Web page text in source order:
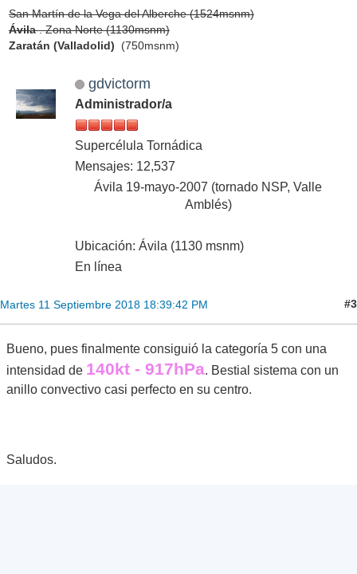
San Martín de la Vega del Alberche (1524msnm)
Ávila. Zona Norte (1130msnm)
Zaratán (Valladolid) (750msnm)
gdvictorm
Administrador/a
Supercélula Tornádica
Mensajes: 12,537
Ávila 19-mayo-2007 (tornado NSP, Valle
Amblés)
Ubicación: Ávila (1130 msnm)
En línea
Martes 11 Septiembre 2018 18:39:42 PM #3
Bueno, pues finalmente consiguió la categoría 5 con una
intensidad de 140kt - 917hPa. Bestial sistema con un
anillo convectivo casi perfecto en su centro.
Saludos.